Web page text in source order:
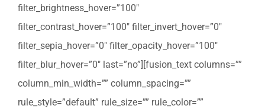
filter_brightness_hover=”100″
filter_contrast_hover=”100″ filter_invert_hover=”0″
filter_sepia_hover=”0″ filter_opacity_hover=”100″
filter_blur_hover=”0″ last=”no”][fusion_text columns=””
column_min_width=”” column_spacing=””
rule_style=”default” rule_size=”” rule_color=””